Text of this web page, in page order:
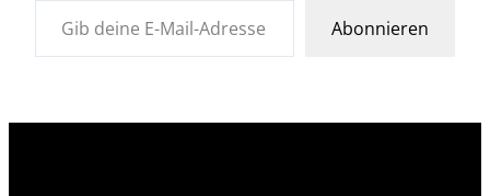
Abonnieren